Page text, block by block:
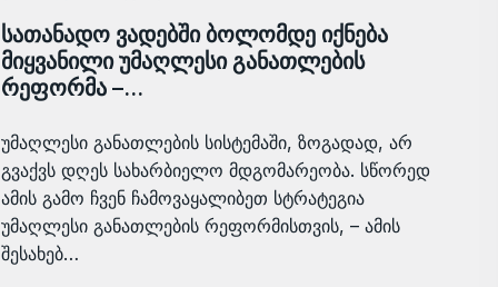
სათანადო ვადებში ბოლომდე იქნება
მიყვანილი უმაღლესი განათლების
რეფორმა –…
უმაღლესი განათლების სისტემაში, ზოგადად, არ
გვაქვს დღეს სახარბიელო მდგომარეობა. სწორედ
ამის გამო ჩვენ ჩამოვაყალიბეთ სტრატეგია
უმაღლესი განათლების რეფორმისთვის, – ამის
შესახებ…